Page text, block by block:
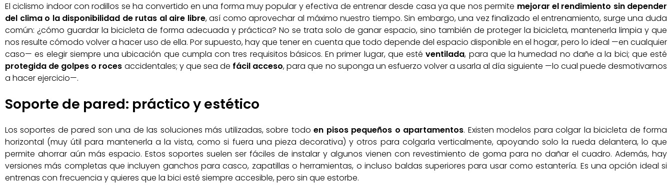
El ciclismo indoor con rodillos se ha convertido en una forma muy popular y efectiva de entrenar desde casa ya que nos permite mejorar el rendimiento sin depender
del clima o la disponibilidad de rutas al aire libre, así como aprovechar al máximo nuestro tiempo. Sin embargo, una vez finalizado el entrenamiento, surge una duda
común: ¿cómo guardar la bicicleta de forma adecuada y práctica? No se trata solo de ganar espacio, sino también de proteger la bicicleta, mantenerla limpia y que
nos resulte cómodo volver a hacer uso de ella. Por supuesto, hay que tener en cuenta que todo depende del espacio disponible en el hogar, pero lo ideal —en cualquier
caso— es elegir siempre una ubicación que cumpla con tres requisitos básicos. En primer lugar, que estéventilada, para que la humedad no dañe a la bici; que esté
protegida de golpes o roces accidentales; y que sea de fácil acceso, para que no suponga un esfuerzo volver a usarla al día siguiente —lo cual puede desmotivarnos
a hacer ejercicio—.
Soporte de pared: práctico y estético
Los soportes de pared son una de las soluciones más utilizadas, sobre todoen pisos pequeños o apartamentos. Existen modelos para colgar la bicicleta de forma
horizontal (muy útil para mantenerla a la vista, como si fuera una pieza decorativa) y otros para colgarla verticalmente, apoyando solo la rueda delantera, lo que
permite ahorrar aún más espacio. Estos soportes suelen ser fáciles de instalar y algunos vienen con revestimiento de goma para no dañar el cuadro. Además, hay
versiones más completas que incluyen ganchos para casco, zapatillas o herramientas, o incluso baldas superiores para usar como estantería. Es una opción ideal si
entrenas con frecuencia y quieres que la bici esté siempre accesible, pero sin que estorbe.